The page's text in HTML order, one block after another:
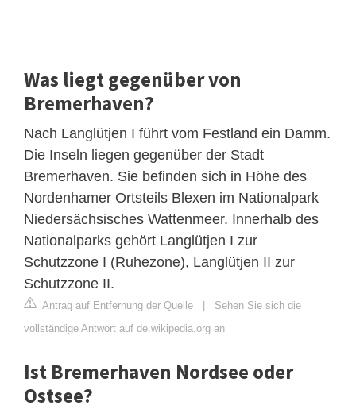
Was liegt gegenüber von
Bremerhaven?
Nach Langlütjen I führt vom Festland ein Damm.
Die Inseln liegen gegenüber der Stadt
Bremerhaven. Sie befinden sich in Höhe des
Nordenhamer Ortsteils Blexen im Nationalpark
Niedersächsisches Wattenmeer. Innerhalb des
Nationalparks gehört Langlütjen I zur
Schutzzone I (Ruhezone), Langlütjen II zur
Schutzzone II.
Antrag auf Entfernung der Quelle
Sehen Sie sich die
vollständige Antwort auf de.wikipedia.org an
Ist Bremerhaven Nordsee oder
Ostsee?